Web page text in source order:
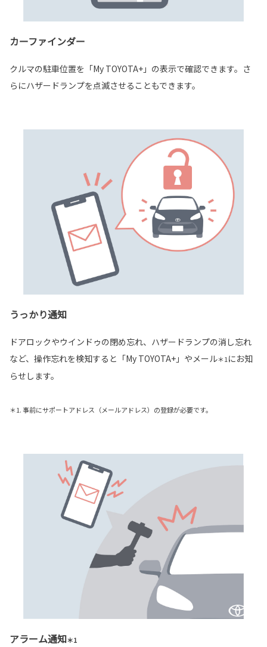
カーファインダー
クルマの駐車位置を「My TOYOTA+」の表示で確認できます。さ
らにハザードランプを点滅させることもできます。
うっかり通知
ドアロックやウインドゥの閉め忘れ、ハザードランプの消し忘れ
など、操作忘れを検知すると「My TOYOTA+」やメール＊1にお知
らせします。
＊1. 事前にサポートアドレス（メールアドレス）の登録が必要です。
アラーム通知＊1